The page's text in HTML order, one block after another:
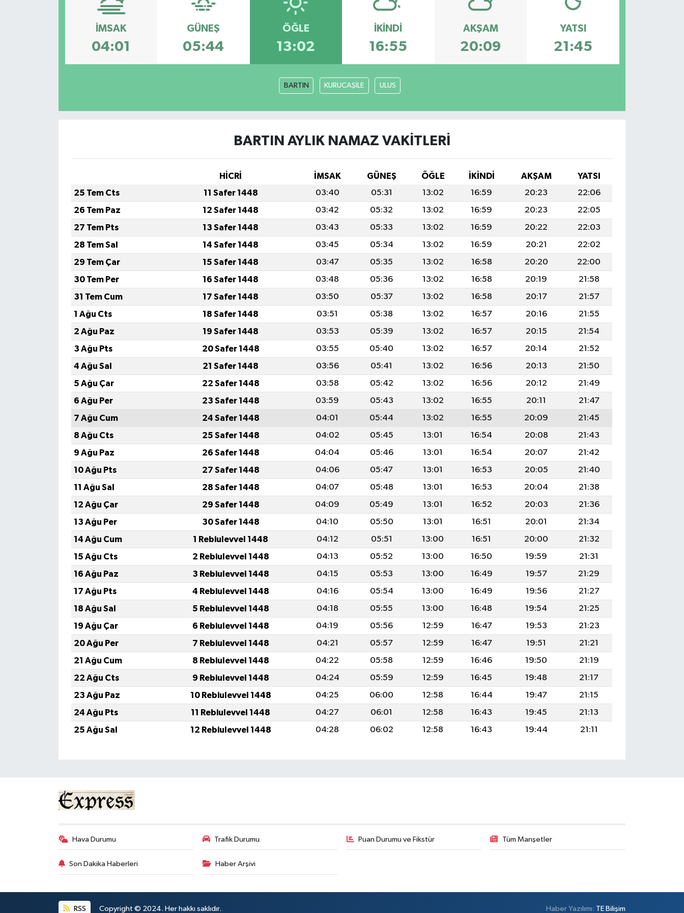
İMSAK
04:01
GÜNEŞ
05:44
ÖĞLE
13:02
İKINDI
16:55
AKŞAM
20:09
YATSI
21:45
BARTIN KURUCAŞİLE ULUS
BARTIN AYLIK NAMAZ VAKITLERI
HİCRİ İMSAK GÜNEŞ ÖĞLE İKINDI AKŞAM
YATSI
25 Tem Cts
11 Safer 1448 03:40 05:31 13:02 16:59 20:23
22:06
26 Tem Paz
12 Safer 1448 03:42 05:32 13:02 16:59 20:23
22:05
27 Tem Pts
13 Safer 1448 03:43 05:33 13:02 16:59 20:22
22:03
28 Tem Sal
14 Safer 1448 03:45 05:34 13:02 16:59 20:21
22:02
29 Tem Çar
15 Safer 1448 03:47 05:35 13:02 16:58 20:20
22:00
30 Tem Per
16 Safer 1448 03:48 05:36 13:02 16:58 20:19
21:58
31 Tem Cum
17 Safer 1448 03:50 05:37 13:02 16:58 20:17
21:57
1 Ağu Cts
18 Safer 1448 03:51 05:38 13:02 16:57 20:16
21:55
2 Ağu Paz
19 Safer 1448 03:53 05:39 13:02 16:57 20:15
21:54
3 Ağu Pts
20 Safer 1448 03:55 05:40 13:02 16:57 20:14
21:52
4 Ağu Sal
21 Safer 1448 03:56 05:41 13:02 16:56 20:13
21:50
5 Ağu Çar
22 Safer 1448 03:58 05:42 13:02 16:56 20:12
21:49
6 Ağu Per
23 Safer 1448 03:59 05:43 13:02 16:55 20:11
21:47
7 Ağu Cum
24 Safer 1448 04:01 05:44 13:02 16:55 20:09
21:45
8 Ağu Cts
25 Safer 1448 04:02 05:45 13:01 16:54 20:08
21:43
9 Ağu Paz
26 Safer 1448 04:04 05:46 13:01 16:54 20:07
21:42
10 Ağu Pts
27 Safer 1448 04:06 05:47 13:01 16:53 20:05
21:40
11 Ağu Sal
28 Safer 1448 04:07 05:48 13:01 16:53 20:04
21:38
12 Ağu Çar
29 Safer 1448 04:09 05:49 13:01 16:52 20:03
21:36
13 Ağu Per
30 Safer 1448 04:10 05:50 13:01 16:51 20:01
21:34
14 Ağu Cum
1 Rebiulevvel 1448 04:12 05:51 13:00 16:51 20:00
21:32
15 Ağu Cts
2 Rebiulevvel 1448 04:13 05:52 13:00 16:50 19:59
21:31
16 Ağu Paz
3 Rebiulevvel 1448 04:15 05:53 13:00 16:49 19:57
21:29
17 Ağu Pts
4 Rebiulevvel 1448 04:16 05:54 13:00 16:49 19:56
21:27
18 Ağu Sal
5 Rebiulevvel 1448 04:18 05:55 13:00 16:48 19:54
21:25
19 Ağu Çar
6 Rebiulevvel 1448 04:19 05:56 12:59 16:47 19:53
21:23
20 Ağu Per
7 Rebiulevvel 1448 04:21 05:57 12:59 16:47 19:51
21:21
21 Ağu Cum
8 Rebiulevvel 1448 04:22 05:58 12:59 16:46 19:50
21:19
22 Ağu Cts
9 Rebiulevvel 1448 04:24 05:59 12:59 16:45 19:48
21:17
23 Ağu Paz
10 Rebiulevvel 1448 04:25 06:00 12:58 16:44 19:47
21:15
24 Ağu Pts
11 Rebiulevvel 1448 04:27 06:01 12:58 16:43 19:45
21:13
25 Ağu Sal
12 Rebiulevvel 1448 04:28 06:02 12:58 16:43 19:44 21:11
Hava Durumu Trafik Durumu Puan Durumu ve Fikstür Tüm Manşetler
Son Dakika Haberleri Haber Arşivi
RSS Copyright © 2024. Her hakkı saklıdır. Haber Yazılımı: TE Bilişim
Nöbetçi Eczaneler
ÖZEL HABER
TEKNOLOJİ